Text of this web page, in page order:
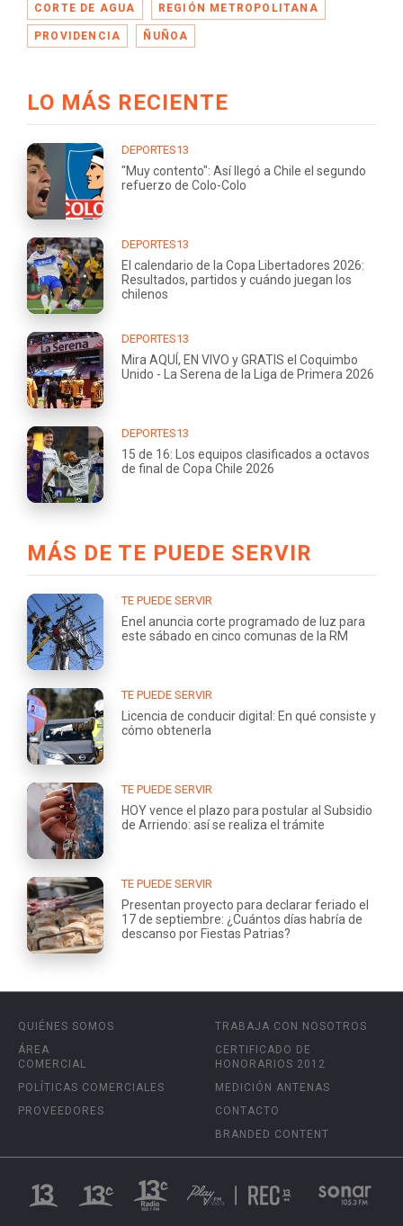
CORTE DE AGUA REGIÓN METROPOLITANA
PROVIDENCIA ÑUÑOA
LO MÁS RECIENTE
DEPORTES13
"Muy contento": Así llegó a Chile el segundo
refuerzo de Colo-Colo
DEPORTES13
El calendario de la Copa Libertadores 2026:
Resultados, partidos y cuándo juegan los
chilenos
DEPORTES13
Mira AQUÍ, EN VIVO y GRATIS el Coquimbo
Unido - La Serena de la Liga de Primera 2026
DEPORTES13
15 de 16: Los equipos clasificados a octavos
de final de Copa Chile 2026
MÁS DE TE PUEDE SERVIR
TE PUEDE SERVIR
Enel anuncia corte programado de luz para
este sábado en cinco comunas de la RM
TE PUEDE SERVIR
Licencia de conducir digital: En qué consiste y
cómo obtenerla
TE PUEDE SERVIR
HOY vence el plazo para postular al Subsidio
de Arriendo: así se realiza el trámite
TE PUEDE SERVIR
Presentan proyecto para declarar feriado el
17 de septiembre: ¿Cuántos días habría de
descanso por Fiestas Patrias?
QUIÉNES SOMOS
ÁREA
COMERCIAL
POLÍTICAS COMERCIALES
PROVEEDORES
TRABAJA CON NOSOTROS
CERTIFICADO DE
HONORARIOS 2012
MEDICIÓN ANTENAS
CONTACTO
BRANDED CONTENT